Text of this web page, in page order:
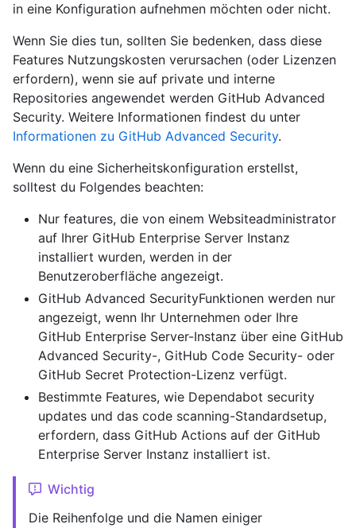
in eine Konfiguration aufnehmen möchten oder nicht.
Wenn Sie dies tun, sollten Sie bedenken, dass diese
Features Nutzungskosten verursachen (oder Lizenzen
erfordern), wenn sie auf private und interne
Repositories angewendet werden GitHub Advanced
Security. Weitere Informationen findest du unter
Informationen zu GitHub Advanced Security.
Wenn du eine Sicherheitskonfiguration erstellst,
solltest du Folgendes beachten:
Nur features, die von einem Websiteadministrator
auf Ihrer GitHub Enterprise Server Instanz
installiert wurden, werden in der
Benutzeroberfläche angezeigt.
GitHub Advanced SecurityFunktionen werden nur
angezeigt, wenn Ihr Unternehmen oder Ihre
GitHub Enterprise Server-Instanz über eine GitHub
Advanced Security-, GitHub Code Security- oder
GitHub Secret Protection-Lizenz verfügt.
Bestimmte Features, wie Dependabot security
updates und das code scanning-Standardsetup,
erfordern, dass GitHub Actions auf der GitHub
Enterprise Server Instanz installiert ist.
Wichtig
Die Reihenfolge und die Namen einiger